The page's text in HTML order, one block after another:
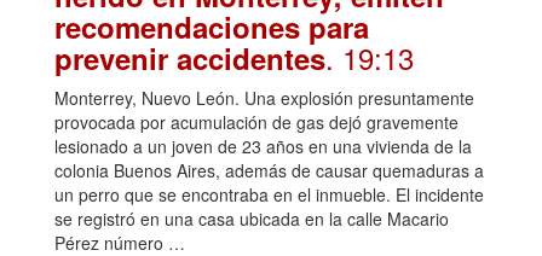
recomendaciones para
prevenir accidentes. 19:13
Monterrey, Nuevo León. Una explosión presuntamente
provocada por acumulación de gas dejó gravemente
lesionado a un joven de 23 años en una vivienda de la
colonia Buenos Aires, además de causar quemaduras a
un perro que se encontraba en el inmueble. El incidente
se registró en una casa ubicada en la calle Macario
Pérez número …